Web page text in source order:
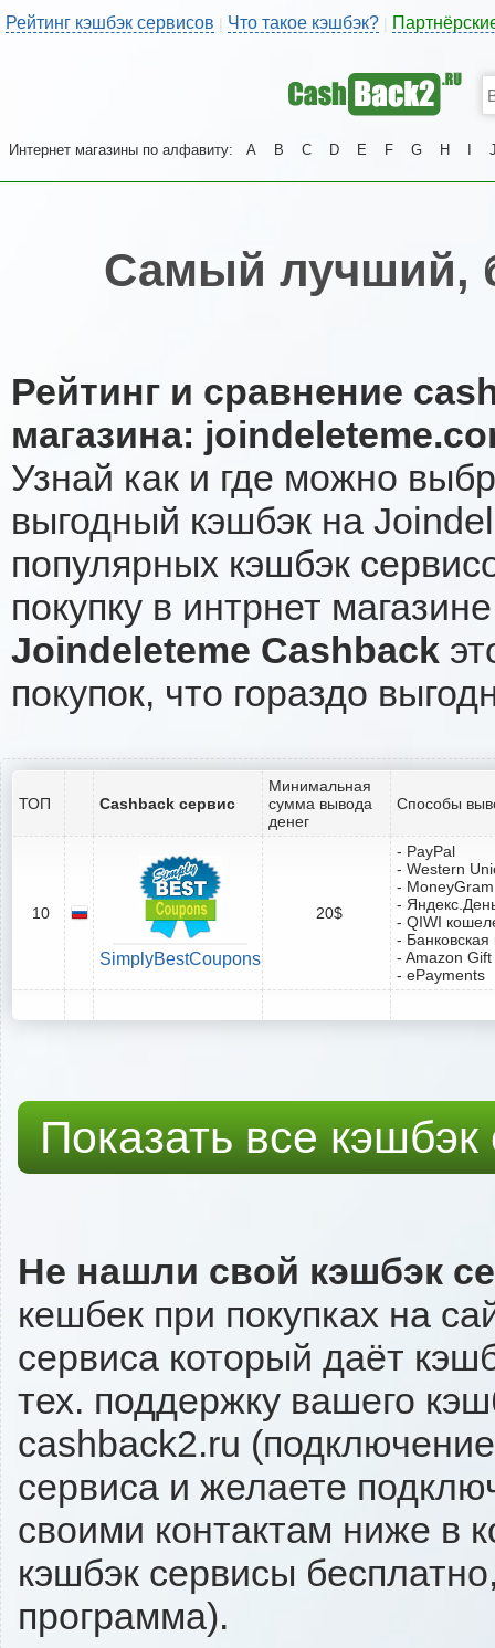
Рейтинг кэшбэк сервисов | Что такое кэшбэк?
Интернет магазины по алфавиту: A B C D E F G H
Самый лучший,
Рейтинг и сравнение
магазина:
Узнай как и где можно
выгодный кэшбэк на
популярных кэшбэк
покупку в интрнет
Joindeleteme Cashback
покупок, что гораздо
ТОП Cashback сервис
Минимальная
сумма вывода
денег
Способы
10
SimplyBestCoupons
20$
- PayPal
- Western
- MoneyGram
-
- QIWI
-
- Amazon
- ePayments
Показать все
Не нашли свой кэшбэк
кешбек при покупках на
сервиса который даёт
тех. поддержку вашего
cashback2.ru
сервиса и желаете
своими контактам ниже в
кэшбэк сервисы
программа).